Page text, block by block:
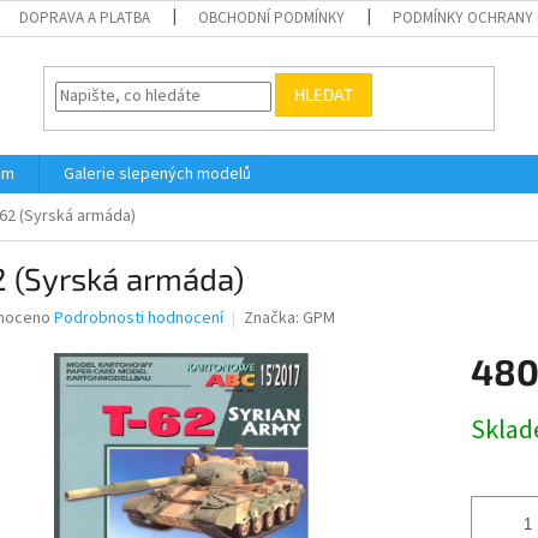
DOPRAVA A PLATBA OBCHODNÍ PODMÍNKY PODMÍNKY OCHRANY
HLEDAT
Galerie slepených modelů
(Syrská armáda)
(Syrská armáda)
Podrobnosti hodnocení Značka: GPM
cena: